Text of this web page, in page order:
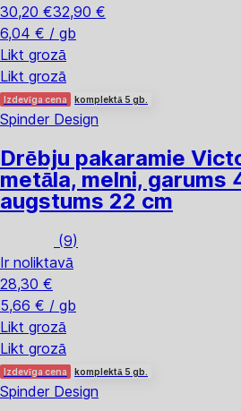
30,20 €32,90 €
6,04 € / gb
Likt grozā
Likt grozā
Izdevīga cena komplektā 5 gb.
Spinder Design
Drēbju pakaramie
metāla, melni, garums
augstums 22 cm
(9)
Ir noliktavā
28,30 €
5,66 € / gb
Likt grozā
Likt grozā
Izdevīga cena komplektā 5 gb.
Spinder Design